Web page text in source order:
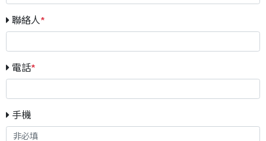
聯絡人*
電話*
手機